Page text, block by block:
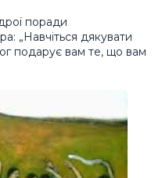
поради
„Навчіться дякувати
подарує вам те, що вам